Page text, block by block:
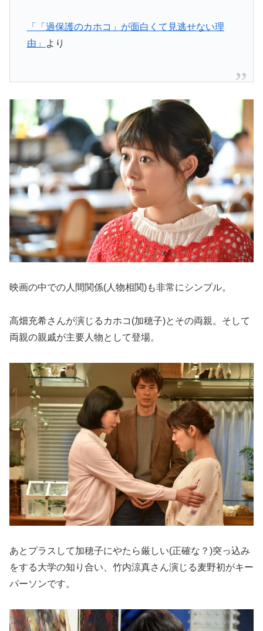
「「過保護のカホコ」が面白くて見逃せない理
由」
より
映画の中での人間関係(人物相関)も非常にシンプル。
高畑充希さんが演じるカホコ(加穂子)とその両親。そして
両親の親戚が主要人物として登場。
あとプラスして加穂子にやたら厳しい(正確な？)突っ込み
をする大学の知り合い、竹内涼真さん演じる麦野初がキー
パーソンです。